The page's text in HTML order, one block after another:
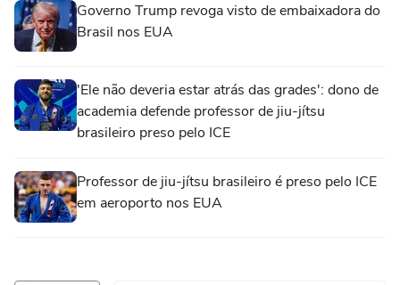
Governo Trump revoga visto de embaixadora do
Brasil nos EUA
'Ele não deveria estar atrás das grades': dono de
academia defende professor de jiu-jítsu
brasileiro preso pelo ICE
Professor de jiu-jítsu brasileiro é preso pelo ICE
em aeroporto nos EUA